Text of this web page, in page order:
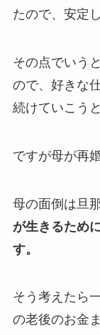
たので、安定
その点でいう
ので、好きな
続けていこう
ですが母が再
母の面倒は旦
が生きるため
す。
そう考えたら
の老後のお金